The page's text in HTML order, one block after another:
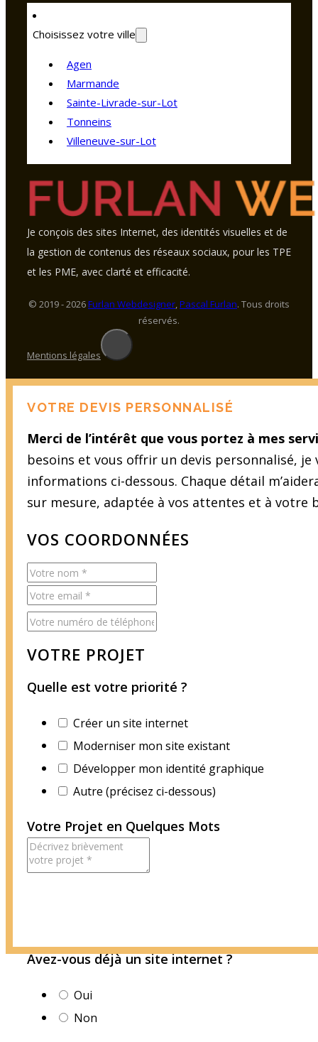
Choisissez votre ville
Agen
Marmande
Sainte-Livrade-sur-Lot
Tonneins
Villeneuve-sur-Lot
Je conçois des sites Internet, des identités visuelles et de
la gestion de contenus des réseaux sociaux, pour les TPE
et les PME, avec clarté et efficacité.
© 2019 - 2026Furlan Webdesigner,Pascal Furlan. Tous droits
réservés.
Mentions légales
VOTRE DEVIS PERSONNALISÉ
Merci de l’intérêt que vous portez à mes
besoins et vous offrir un devis personnalisé,
informations ci-dessous. Chaque détail
sur mesure, adaptée à vos attentes et à votre
VOS COORDONNÉES
VOTRE PROJET
Quelle est votre priorité ?
Créer un site internet
Moderniser mon site existant
Développer mon identité graphique
Autre (précisez ci-dessous)
Votre Projet en Quelques Mots
Avez-vous déjà un site internet ?
Oui
Non